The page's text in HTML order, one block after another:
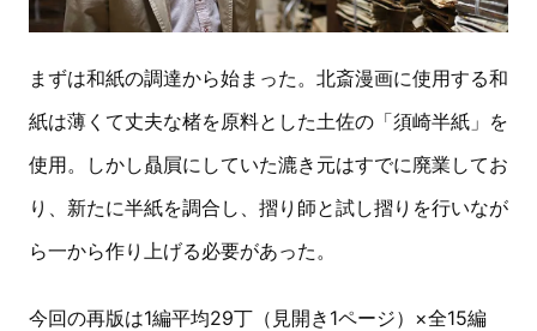
まずは和紙の調達から始まった。北斎漫画に使用する和
紙は薄くて丈夫な楮を原料とした土佐の「須崎半紙」を
使用。しかし贔屓にしていた漉き元はすでに廃業してお
り、新たに半紙を調合し、摺り師と試し摺りを行いなが
ら一から作り上げる必要があった。
今回の再版は1編平均29丁（見開き1ページ）×全15編